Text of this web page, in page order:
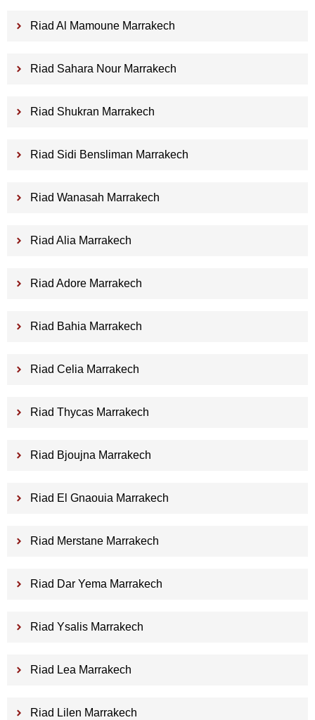
Riad Al Mamoune Marrakech
Riad Sahara Nour Marrakech
Riad Shukran Marrakech
Riad Sidi Bensliman Marrakech
Riad Wanasah Marrakech
Riad Alia Marrakech
Riad Adore Marrakech
Riad Bahia Marrakech
Riad Celia Marrakech
Riad Thycas Marrakech
Riad Bjoujna Marrakech
Riad El Gnaouia Marrakech
Riad Merstane Marrakech
Riad Dar Yema Marrakech
Riad Ysalis Marrakech
Riad Lea Marrakech
Riad Lilen Marrakech